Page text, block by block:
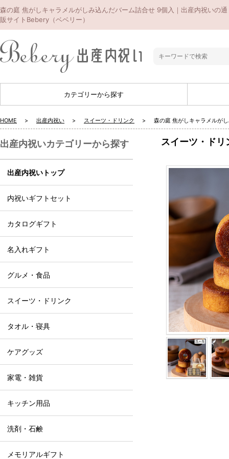
森の庭 焦がしキャラメルがしみ込んだバーム詰合せ 9個入｜出産内祝いの通
販サイトBebery（ベベリー）
カテゴリーから探す
HOME 出産内祝い スイーツ・ドリンク 森の庭 焦がしキャラメルが
スイーツ・ドリ
出産内祝いカテゴリーから探す
出産内祝いトップ
内祝いギフトセット
カタログギフト
名入れギフト
グルメ・食品
スイーツ・ドリンク
タオル・寝具
ケアグッズ
家電・雑貨
キッチン用品
洗剤・石鹸
メモリアルギフト